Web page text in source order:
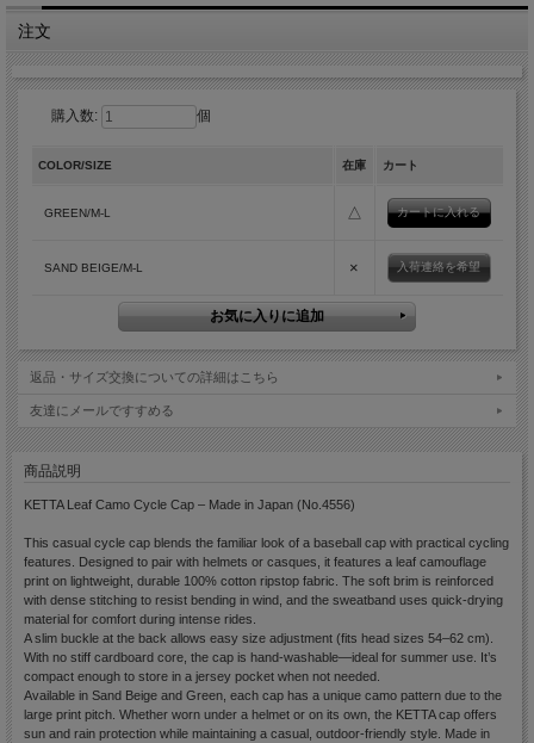
注文
購入数: 個
COLOR/SIZE 在庫 カート
GREEN/M-L △
SAND BEIGE/M-L × 入荷連絡を希望
返品・サイズ交換についての詳細はこちら
友達にメールですすめる
商品説明
KETTA Leaf Camo Cycle Cap – Made in Japan (No.4556)
This casual cycle cap blends the familiar look of a baseball cap with practical cycling
features. Designed to pair with helmets or casques, it features a leaf camouflage
print on lightweight, durable 100% cotton ripstop fabric. The soft brim is reinforced
with dense stitching to resist bending in wind, and the sweatband uses quick-drying
material for comfort during intense rides.
A slim buckle at the back allows easy size adjustment (fits head sizes 54–62 cm).
With no stiff cardboard core, the cap is hand-washable—ideal for summer use. It’s
compact enough to store in a jersey pocket when not needed.
Available in Sand Beige and Green, each cap has a unique camo pattern due to the
large print pitch. Whether worn under a helmet or on its own, the KETTA cap offers
sun and rain protection while maintaining a casual, outdoor-friendly style. Made in